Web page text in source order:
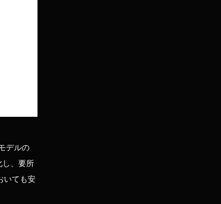
デルの
し、要所
いても安